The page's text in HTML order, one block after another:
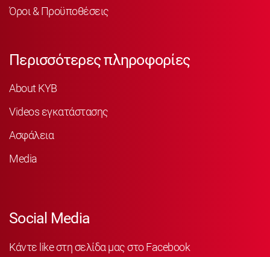
Όροι & Προϋποθέσεις
Περισσότερες πληροφορίες
About KYB
Videos εγκατάστασης
Ασφάλεια
Media
Social Media
Κάντε like στη σελίδα μας στο Facebook